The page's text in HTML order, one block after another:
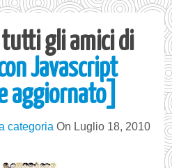
gli amici di
Javascript
aggiornato]
categoria On Luglio 18, 2010